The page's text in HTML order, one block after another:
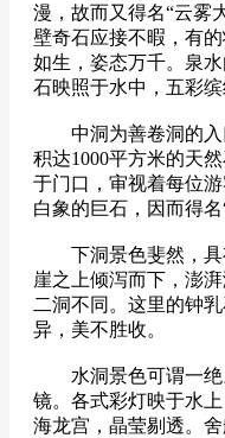
漫，故而又得名“云雾
壁奇石应接不暇，有
如生，姿态万千。泉
石映照于水中，五彩缤
中洞为善卷洞的入
积达1000平方米的天
于门口，审视着每位
白象的巨石，因而得名
下洞景色斐然，具
崖之上倾泻而下，澎
二洞不同。这里的钟
异，美不胜收。
水洞景色可谓一绝
镜。各式彩灯映于水
海龙宫，晶莹剔透。